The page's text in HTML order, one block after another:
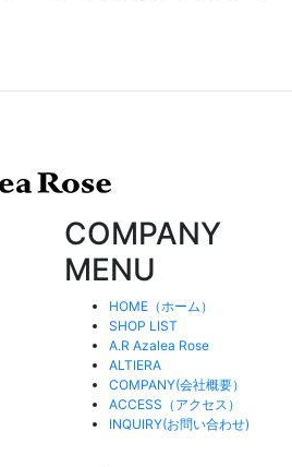
COMPANY
MENU
HOME（ホーム）
SHOP LIST
A.R Azalea Rose
ALTIERA
COMPANY(会社概要）
ACCESS（アクセス）
INQUIRY(お問い合わせ)